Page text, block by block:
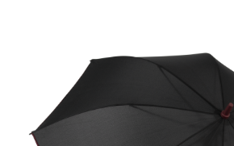
Handschoenen en Sjaals
Jassen